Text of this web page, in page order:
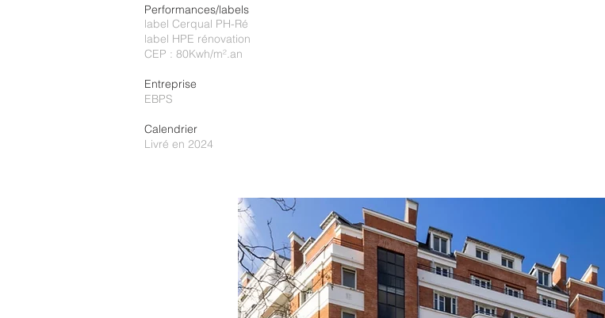
Performances/labels
label Cerqual PH-Ré
label HPE rénovation
CEP : 80Kwh/m².an
Entreprise
EBPS
Calendrier
Livré en 2024